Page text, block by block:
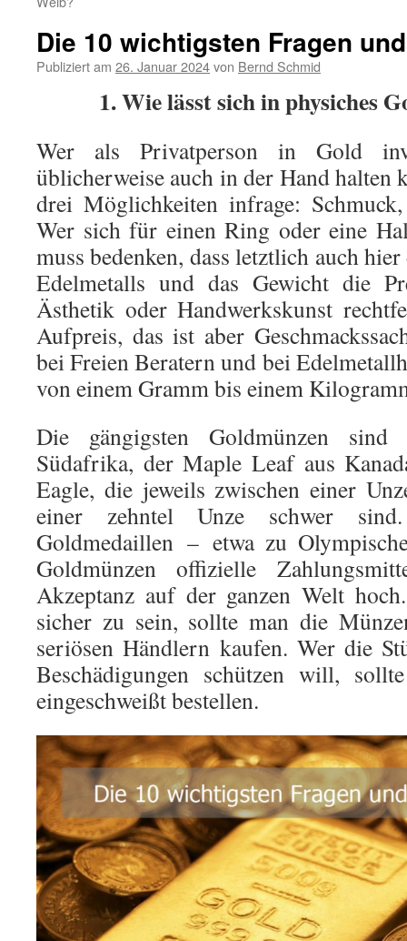
Die 10 wichtigsten Fragen
Publiziert am 26. Januar 2024von Bernd Schmid
1. Wie lässt sich in physiches
Wer als Privatperson in Gold
üblicherweise auch in der Hand halten
drei Möglichkeiten infrage:
Wer sich für einen Ring oder eine
muss bedenken, dass letztlich auch
Edelmetalls und das Gewicht die
Ästhetik oder Handwerkskunst
Aufpreis, das ist aber
bei Freien Beratern und bei
von einem Gramm bis einem
Die gängigsten Goldmünzen
Südafrika, der Maple Leaf aus
Eagle, die jeweils zwischen einer
einer zehntel Unze schwer
Goldmedaillen – etwa zu
Goldmünzen offizielle
Akzeptanz auf der ganzen Welt
sicher zu sein, sollte man die
seriösen Händlern kaufen. Wer die
Beschädigungen schützen will,
eingeschweißt bestellen.